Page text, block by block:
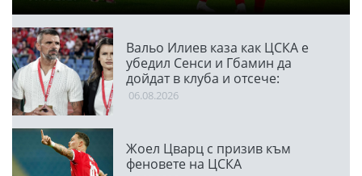
Вальо Илиев каза как ЦСКА е
убедил Сенси и Гбамин да
дойдат в клуба и отсече:
Направихме изключителен
06.08.2026
Жоел Цварц с призив към
феновете на ЦСКА